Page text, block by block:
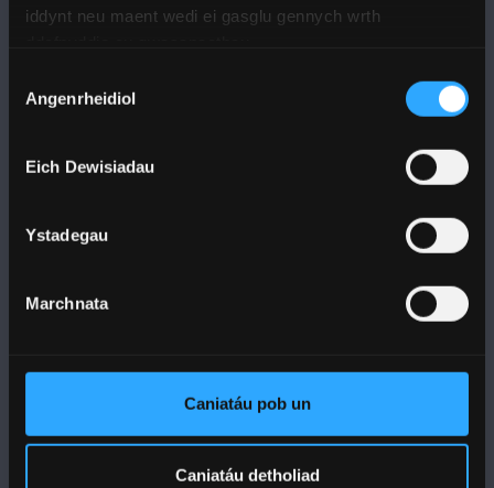
iddynt neu maent wedi ei gasglu gennych wrth
Caniatâd
Angenrheidiol
Eich Dewisiadau
Ystadegau
Marchnata
Caniatáu pob un
Caniatáu detholiad
DILYNWCH NI